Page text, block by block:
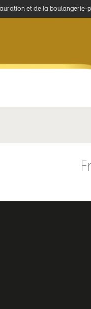
et de la boulangerie-